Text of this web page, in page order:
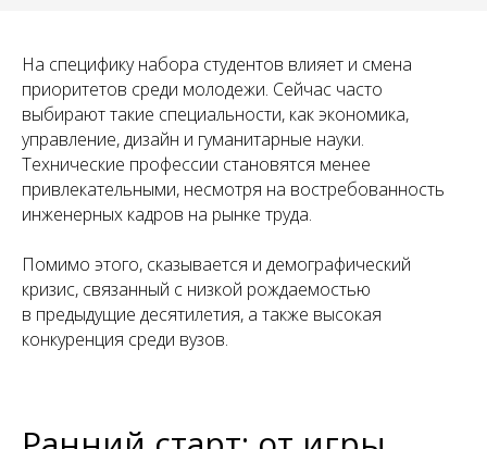
На специфику набора студентов влияет и смена
приоритетов среди молодежи. Сейчас часто
выбирают такие специальности, как экономика,
управление, дизайн и гуманитарные науки.
Технические профессии становятся менее
привлекательными, несмотря на востребованность
инженерных кадров на рынке труда.
Помимо этого, сказывается и демографический
кризис, связанный с низкой рождаемостью
в предыдущие десятилетия, а также высокая
конкуренция среди вузов.